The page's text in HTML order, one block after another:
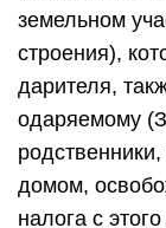
земельном
строения),
дарителя,
одаряемому
домом,
налога с